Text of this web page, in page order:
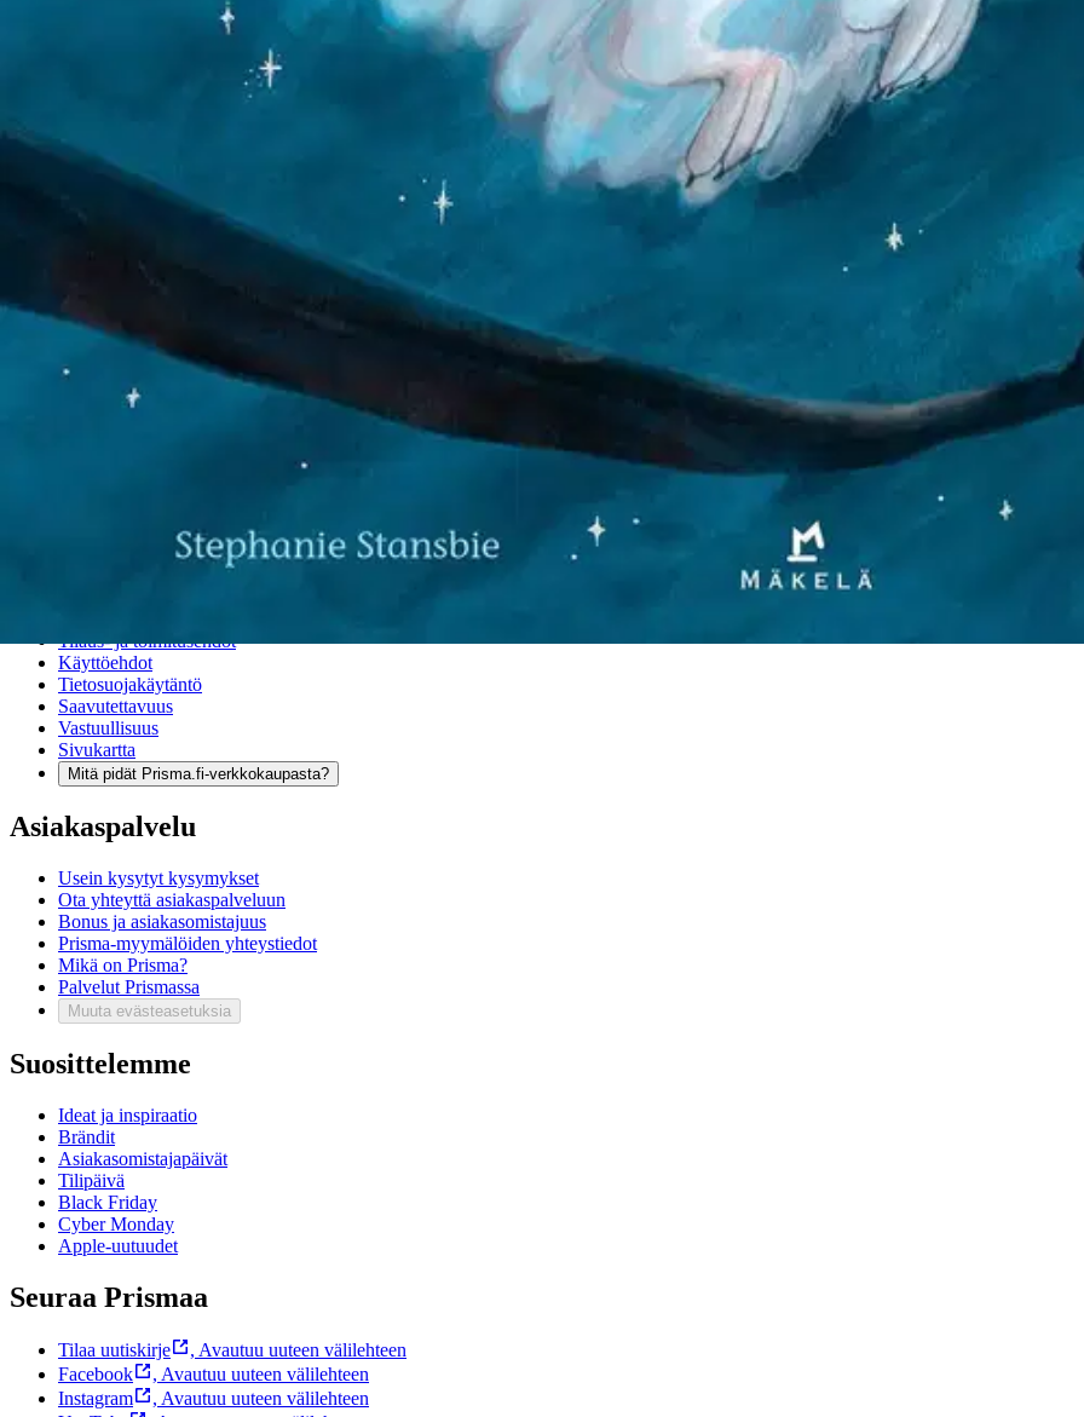
Oletko tyytyväinen tuotetietoihin?
Ovatko tuotetiedot riittävät? Jos tuotetiedoissa on puutteita tai niitä voisi muuten parantaa, anna palautetta.
Anna palautetta
Ilmainen palautus 30 päivää.*
Nouto myymälästä ilman toimituskuluja.
Asiakasomistajalle Bonusta jopa 5 %.*
Verkkokauppa
Takuu ja huolto
Tilaus- ja toimitusehdot
Käyttöehdot
Tietosuojakäytäntö
Saavutettavuus
Vastuullisuus
Sivukartta
Mitä pidät Prisma.fi-verkkokaupasta?
Asiakaspalvelu
Usein kysytyt kysymykset
Ota yhteyttä asiakaspalveluun
Bonus ja asiakasomistajuus
Prisma-myymälöiden yhteystiedot
Mikä on Prisma?
Palvelut Prismassa
Muuta evästeasetuksia
Suosittelemme
Ideat ja inspiraatio
Brändit
Asiakasomistajapäivät
Tilipäivä
Black Friday
Cyber Monday
Apple-uutuudet
Seuraa Prismaa
Tilaa uutiskirje , Avautuu uuteen välilehteen
Facebook
, Avautuu uuteen välilehteen
Instagram
, Avautuu uuteen välilehteen